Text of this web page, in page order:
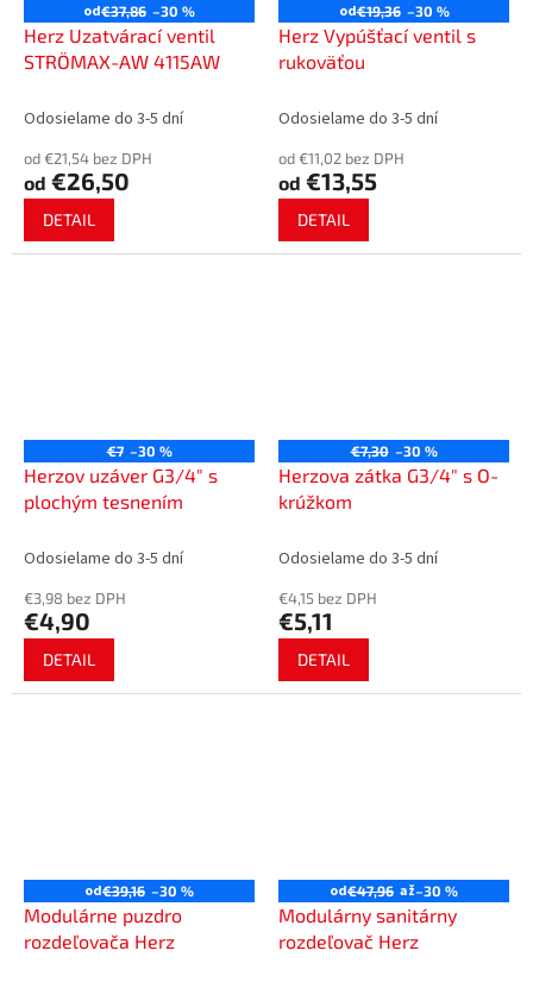
od€37,86 –30 %
Herz Uzatvárací ventil
STRÖMAX-AW 4115AW
Odosielame do 3-5 dní
od €21,54 bez DPH
od €26,50
DETAIL
od€19,36 –30 %
Herz Vypúšťací ventil s
rukoväťou
Odosielame do 3-5 dní
od €11,02 bez DPH
od €13,55
DETAIL
€7 –30 %
Herzov uzáver G3/4" s
plochým tesnením
Odosielame do 3-5 dní
€3,98 bez DPH
€4,90
DETAIL
€7,30 –30 %
Herzova zátka G3/4" s O-
krúžkom
Odosielame do 3-5 dní
€4,15 bez DPH
€5,11
DETAIL
od€39,16 –30 %
Modulárne puzdro
rozdeľovača Herz
od€47,96 až–30 %
Modulárny sanitárny
rozdeľovač Herz